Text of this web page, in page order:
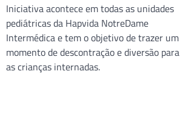
Iniciativa acontece em todas as unidades
pediátricas da Hapvida NotreDame
Intermédica e tem o objetivo de trazer um
momento de descontração e diversão para
as crianças internadas.